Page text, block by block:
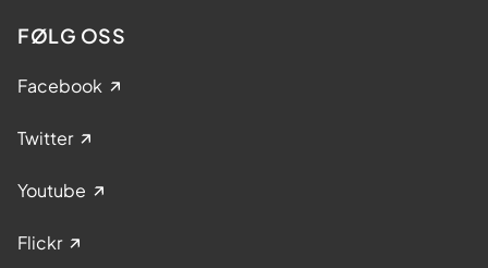
FØLG OSS
Facebook
Twitter
Youtube
Flickr